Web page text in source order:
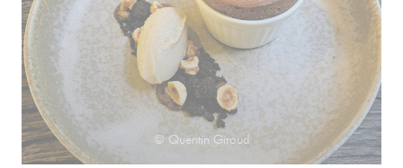
© Quentin Giroud